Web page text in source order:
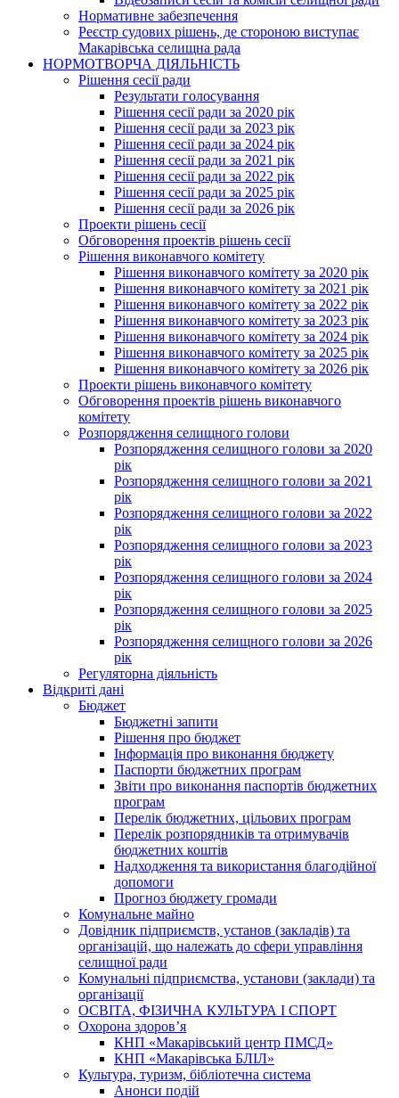
Нормативне забезпечення
Реєстр судових рішень, де стороною виступає
Макарівська селищна рада
НОРМОТВОРЧА ДІЯЛЬНІСТЬ
Рішення сесії ради
Результати голосування
Рішення сесії ради за 2020 рік
Рішення сесії ради за 2023 рік
Рішення сесії ради за 2024 рік
Рішення сесії ради за 2021 рік
Рішення сесії ради за 2022 рік
Рішення сесії ради за 2025 рік
Рішення сесії ради за 2026 рік
Проекти рішень сесії
Обговорення проектів рішень сесії
Рішення виконавчого комітету
Рішення виконавчого комітету за 2020 рік
Рішення виконавчого комітету за 2021 рік
Рішення виконавчого комітету за 2022 рік
Рішення виконавчого комітету за 2023 рік
Рішення виконавчого комітету за 2024 рік
Рішення виконавчого комітету за 2025 рік
Рішення виконавчого комітету за 2026 рік
Проекти рішень виконавчого комітету
Обговорення проектів рішень виконавчого
комітету
Розпорядження селищного голови
Розпорядження селищного голови за 2020
рік
Розпорядження селищного голови за 2021
рік
Розпорядження селищного голови за 2022
рік
Розпорядження селищного голови за 2023
рік
Розпорядження селищного голови за 2024
рік
Розпорядження селищного голови за 2025
рік
Розпорядження селищного голови за 2026
рік
Регуляторна діяльність
Відкриті дані
Бюджет
Бюджетні запити
Рішення про бюджет
Інформація про виконання бюджету
Паспорти бюджетних програм
Звіти про виконання паспортів бюджетних
програм
Перелік бюджетних, цільових програм
Перелік розпорядників та отримувачів
бюджетних коштів
Надходження та використання благодійної
допомоги
Прогноз бюджету громади
Комунальне майно
Довідник підприємств, установ (закладів) та
організацій, що належать до сфери управління
селищної ради
Комунальні підприємства, установи (заклади) та
організації
ОСВІТА, ФІЗИЧНА КУЛЬТУРА І СПОРТ
Охорона здоров’я
КНП «Макарівський центр ПМСД»
КНП «Макарівська БЛІЛ»
Культура, туризм, бібліотечна система
Анонси подій